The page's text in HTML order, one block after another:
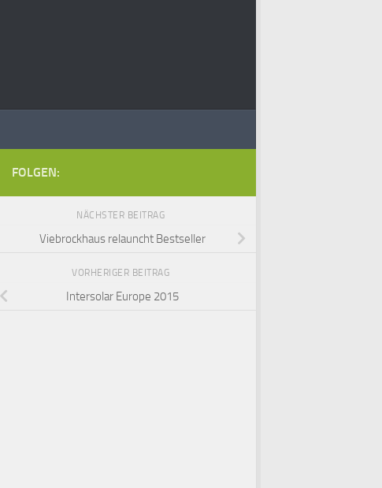
FOLGEN:
NÄCHSTER BEITRAG
Viebrockhaus relauncht Bestseller
VORHERIGER BEITRAG
Intersolar Europe 2015